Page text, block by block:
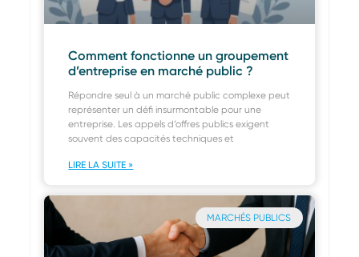
Comment fonctionne un groupement
d’entreprise en marché public ?
Répondre seul à un marché public complexe peut
représenter un défi insurmontable pour une
entreprise. Les appels d’offres publics exigent
souvent des capacités techniques et
LIRE LA SUITE »
MARCHÉS PUBLICS